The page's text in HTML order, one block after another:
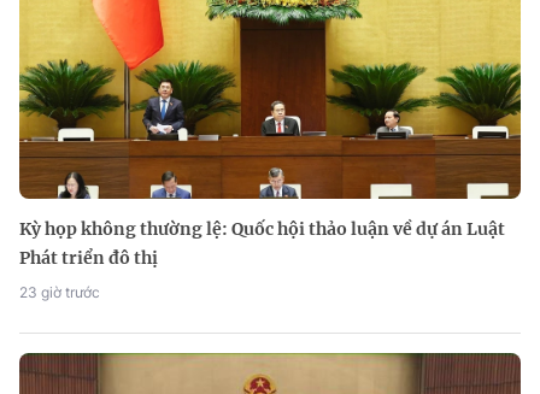
Kỳ họp không thường lệ: Quốc hội thảo luận về dự án Luật
Phát triển đô thị
23 giờ trước